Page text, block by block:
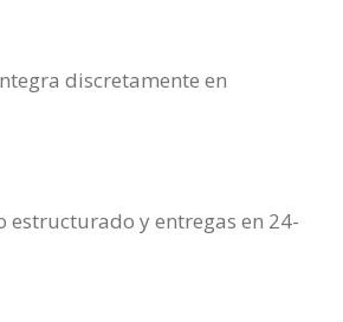
discretamente en
y entregas en 24-